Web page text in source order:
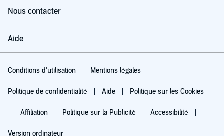
Nous contacter
Aide
Conditions d'utilisation Mentions légales
Politique de confidentialité Aide Politique sur les Cookies
Affiliation Politique sur la Publicité Accessibilité
Version ordinateur